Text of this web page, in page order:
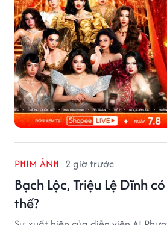
PHIM ẢNH 2 giờ trước
Bạch Lộc, Triệu Lệ Dĩnh
thế?